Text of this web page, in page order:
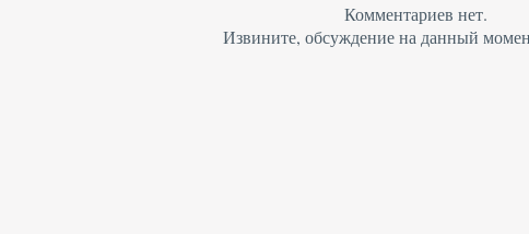
Комментариев нет.
Извините, обсуждение на данный